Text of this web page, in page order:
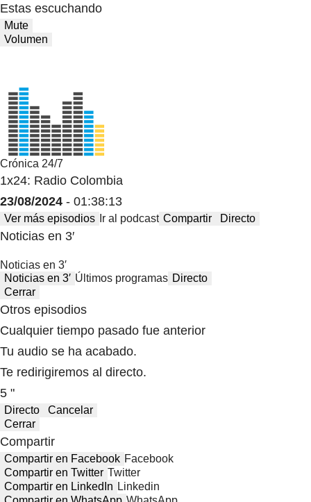
Estas escuchando
Mute
Volumen
Crónica 24/7
1x24: Radio Colombia
23/08/2024 - 01:38:13
Ver más episodios Ir al podcast Compartir Directo
Noticias en 3′
Noticias en 3′
Noticias en 3′ Últimos programas Directo
Cerrar
Otros episodios
Cualquier tiempo pasado fue anterior
Tu audio se ha acabado.
Te redirigiremos al directo.
5 "
Directo
Cancelar
Cerrar
Compartir
Compartir en Facebook Facebook
Compartir en Twitter Twitter
Compartir en LinkedIn Linkedin